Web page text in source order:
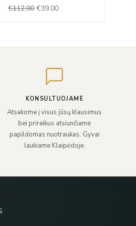
€112.00 €112.00.
€39.00€39.00.
KONSULTUOJAME
Atsakome į visus jūsų klausimus
bei prireikus atsiunčiame
papildomas nuotraukas. Gyvai
laukiame Klaipėdoje.